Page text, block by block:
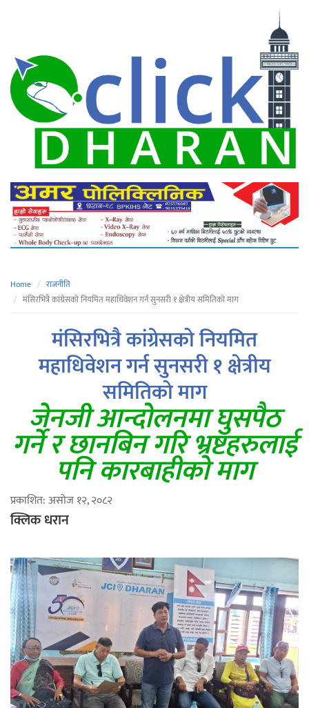
Home
राजनीति
मंसिरभित्रै कांग्रेसको नियमित महाधिवेशन गर्न सुनसरी १ क्षेत्रीय समितिको माग
मंसिरभित्रै कांग्रेसको नियमित
महाधिवेशन गर्न सुनसरी १ क्षेत्रीय
समितिको माग
जेनजी आन्दोलनमा घुसपैठ
गर्ने र छानबिन गरि भ्रष्टहरुलाई
पनि कारबाहीको माग
प्रकाशित: असोज १२, २०८२
क्लिक धरान